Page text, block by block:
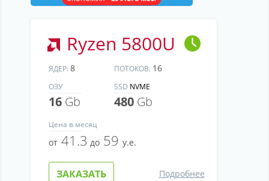
Ryzen 5800U
ЯДЕР: 8 ПОТОКОВ: 16
ОЗУ
16Gb
SSD NVME
480Gb
Цена в месяц
от41.3 до59 у.е.
ЗАКАЗАТЬ Подробнее